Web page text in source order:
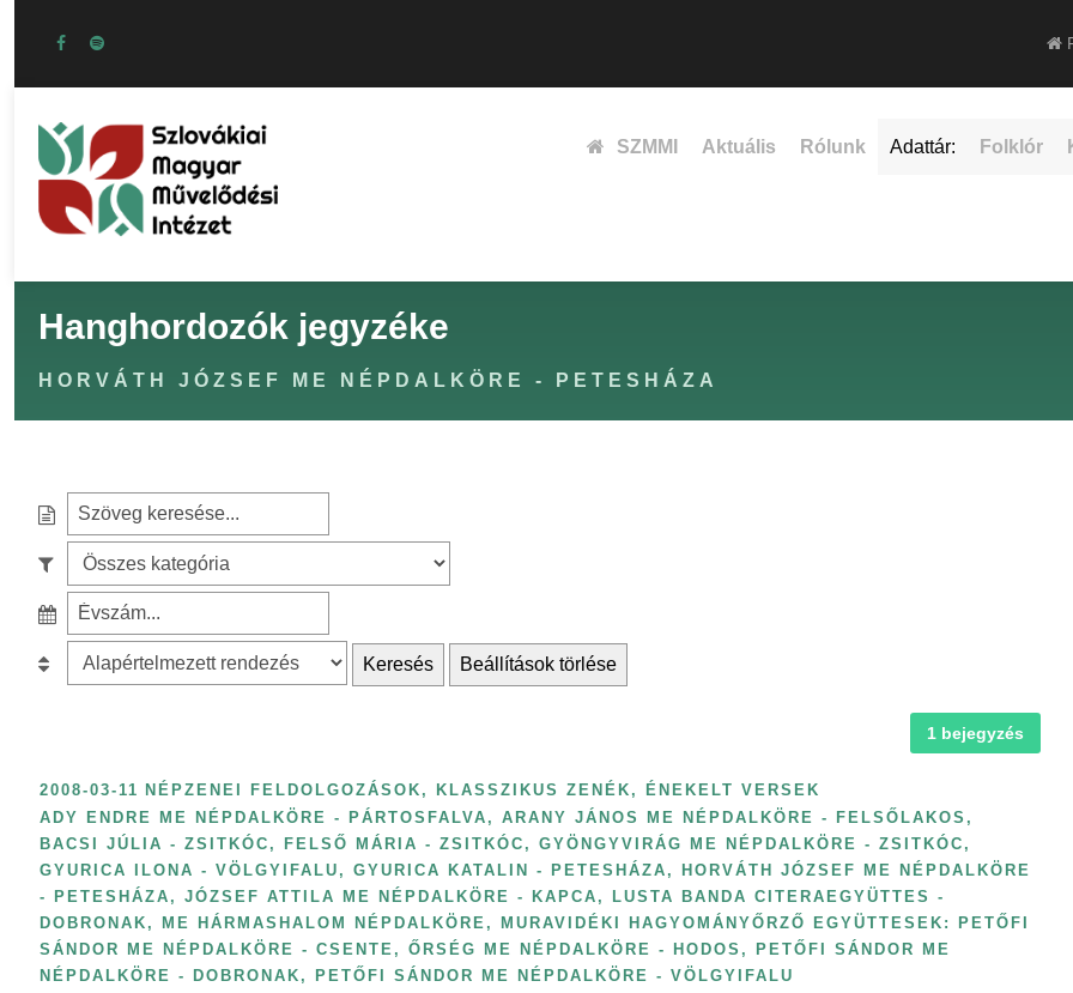
SZMMI Aktuális Rólunk Adattár: Folklór
Hanghordozók jegyzéke
HORVÁTH JÓZSEF ME NÉPDALKÖRE - PETESHÁZA
e
c
:
z
é
a
t
e
g
ó
r
i
z
é
v
s
z
á
e
r
o
l
á
s
:
Keresés Beállítások törlése
1 bejegyzés
2008-03-11 NÉPZENEI FELDOLGOZÁSOK, KLASSZIKUS ZENÉK, ÉNEKELT VERSEK
ADY ENDRE ME NÉPDALKÖRE - PÁRTOSFALVA , ARANY JÁNOS ME NÉPDALKÖRE - FELSŐLAKOS ,
BACSI JÚLIA - ZSITKÓC , FELSŐ MÁRIA - ZSITKÓC , GYÖNGYVIRÁG ME NÉPDALKÖRE - ZSITKÓC ,
GYURICA ILONA - VÖLGYIFALU , GYURICA KATALIN - PETESHÁZA ,
HORVÁTH JÓZSEF ME NÉPDALKÖRE
- PETESHÁZA , JÓZSEF ATTILA ME NÉPDALKÖRE - KAPCA ,
LUSTA BANDA CITERAEGYÜTTES -
DOBRONAK , ME HÁRMASHALOM NÉPDALKÖRE ,
MURAVIDÉKI HAGYOMÁNYŐRZŐ EGYÜTTESEK: PETŐFI
SÁNDOR ME NÉPDALKÖRE - CSENTE , ŐRSÉG ME NÉPDALKÖRE - HODOS ,
PETŐFI SÁNDOR ME
NÉPDALKÖRE - DOBRONAK , PETŐFI SÁNDOR ME NÉPDALKÖRE - VÖLGYIFALU